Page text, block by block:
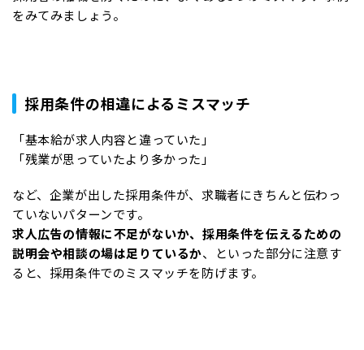
をみてみましょう。
採用条件の相違によるミスマッチ
「基本給が求人内容と違っていた」
「残業が思っていたより多かった」
など、企業が出した採用条件が、求職者にきちんと伝わっ
ていないパターンです。
求人広告の情報に不足がないか、採用条件を伝えるための
説明会や相談の場は足りているか、といった部分に注意す
ると、採用条件でのミスマッチを防げます。